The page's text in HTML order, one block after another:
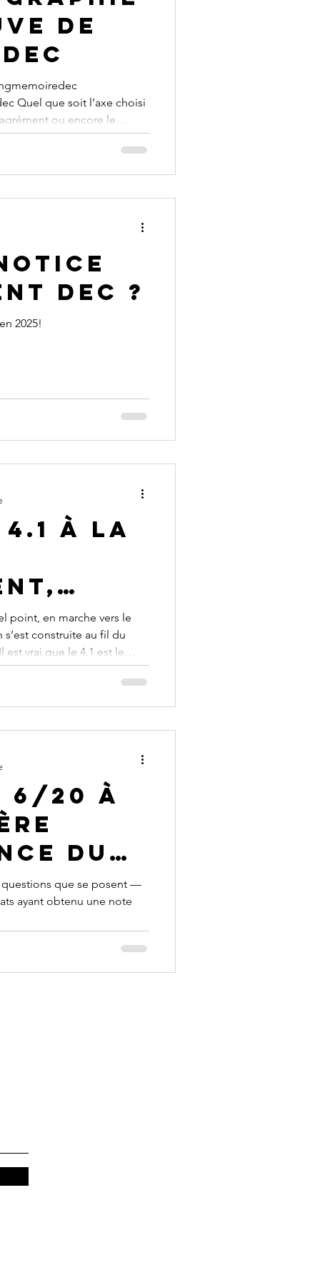
de
Quel que soit l’axe choisi
ou encore le
devra
par souci : d’assoir la
du jury professionnel et
de le convaincre de leur
dec ?
2025!
à la
il
le
point, en marche vers le
construite au fil du
course
identifier rapidement un
6/20 à
du
je
à
questions que se posent —
ayant obtenu une note